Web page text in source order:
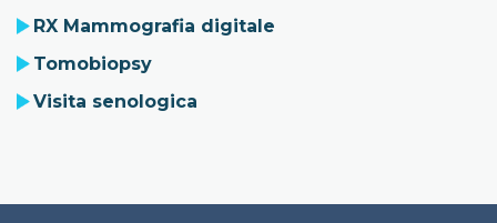
RX Mammografia digitale
Tomobiopsy
Visita senologica